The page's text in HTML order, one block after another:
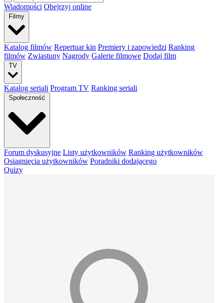
Wiadomości Obejrzyj online
Filmy
Katalog filmów Repertuar kin Premiery i zapowiedzi Ranking
filmów Zwiastuny Nagrody Galerie filmowe Dodaj film
TV
Katalog seriali Program TV Ranking seriali
Społeczność
Forum dyskusyjne Listy użytkowników Ranking użytkowników
Osiągnięcia użytkowników Poradniki dodającego
Quizy